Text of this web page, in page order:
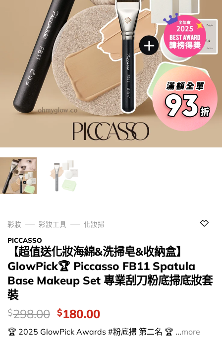
彩妝 彩妝工具
化妝掃
PICCASSO
【超值送化妝海綿&洗掃皂&收納盒】
GlowPick🏆 Piccasso FB11 Spatula
Base Makeup Set 專業刮刀粉底掃底妝套
裝
價
錢：
$298.00 Original
price
was:
$180.00Current
price
is:
🏆 2025 GlowPick Awards #粉底掃 第二名 🏆 ...more